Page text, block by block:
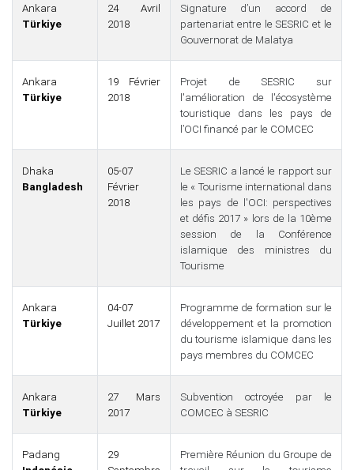
Ankara
Türkiye
24 Avril
2018
Signature d’un accord de
partenariat entre le SESRIC et le
Gouvernorat de Malatya
Ankara
Türkiye
19 Février
2018
Projet de SESRIC sur
l'amélioration de l'écosystème
touristique dans les pays de
l’OCI financé par le COMCEC
Dhaka
Bangladesh
05-07
Février
2018
Le SESRIC a lancé le rapport sur
le « Tourisme international dans
les pays de l'OCI: perspectives
et défis 2017 » lors de la 10ème
session de la Conférence
islamique des ministres du
Tourisme
Ankara
Türkiye
04-07
Juillet 2017
Programme de formation sur le
développement et la promotion
du tourisme islamique dans les
pays membres du COMCEC
Ankara
Türkiye
27 Mars
2017
Subvention octroyée par le
COMCEC à SESRIC
Padang
29
Première Réunion du Groupe de